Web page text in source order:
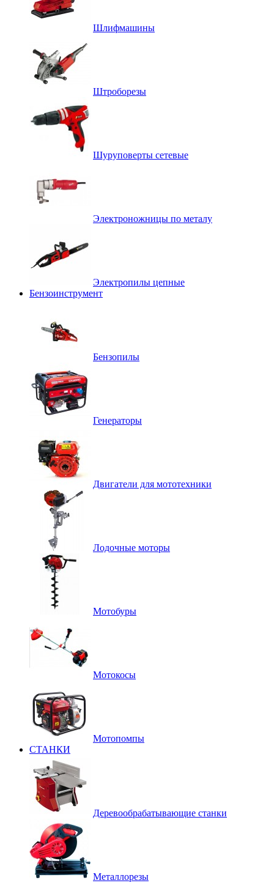
Шлифмашины
Штроборезы
Шуруповерты сетевые
Электроножницы по металу
Электропилы цепные
Бензоинструмент
Бензопилы
Генераторы
Двигатели для мототехники
Лодочные моторы
Мотобуры
Мотокосы
Мотопомпы
СТАНКИ
Деревообрабатывающие станки
Металлорезы